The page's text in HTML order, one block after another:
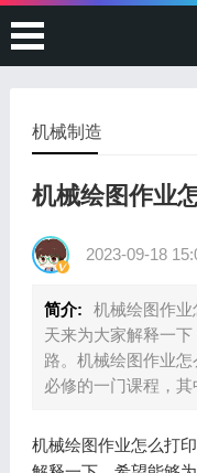
机械制造
机械绘图作业
2023-09-18
简介:
机械绘图作
天来为大家解释一
路。机械绘图作业
必修的一门课程，其
机械绘图作业怎么打